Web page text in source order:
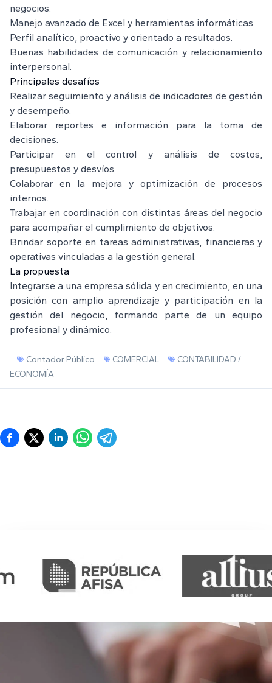
negocios.
Manejo avanzado de Excel y herramientas informáticas.
Perfil analítico, proactivo y orientado a resultados.
Buenas habilidades de comunicación y relacionamiento
interpersonal.
Principales desafíos
Realizar seguimiento y análisis de indicadores de gestión
y desempeño.
Elaborar reportes e información para la toma de
decisiones.
Participar en el control y análisis de costos,
presupuestos y desvíos.
Colaborar en la mejora y optimización de procesos
internos.
Trabajar en coordinación con distintas áreas del negocio
para acompañar el cumplimiento de objetivos.
Brindar soporte en tareas administrativas, financieras y
operativas vinculadas a la gestión general.
La propuesta
Integrarse a una empresa sólida y en crecimiento, en una
posición con amplio aprendizaje y participación en la
gestión del negocio, formando parte de un equipo
profesional y dinámico.
Contador Público COMERCIAL
CONTABILIDAD /
ECONOMÍA